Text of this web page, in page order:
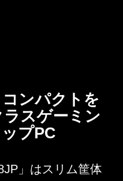
ンパクトを
スゲーミン
プPC
」はスリム筐体